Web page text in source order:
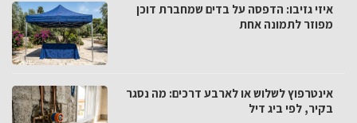
איזי גזיבו: הדפסה על בדים שמחברת דוכן
מפוזר לתמונה אחת
אינטרפוץ לשלוש או לארבע דרכים: מה נסגר
בקיר, לפי ביג דיל